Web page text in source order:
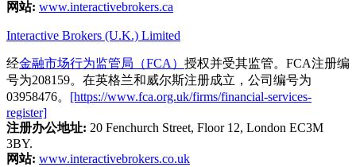
网站: www.interactivebrokers.ca
Interactive Brokers (U.K.) Limited
经金融市场行为监管局（FCA） 授权并受其监管。FCA注册编
号为208159。在英格兰和威尔斯注册成立，公司编号为
03958476。 [https://www.fca.org.uk/firms/financial-services-
register]
注册办公地址: 20 Fenchurch Street, Floor 12, London EC3M
3BY.
网站: www.interactivebrokers.co.uk